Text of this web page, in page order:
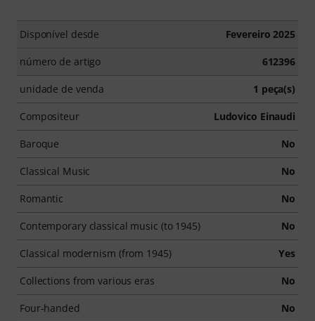
Disponível desde Fevereiro 2025
número de artigo 612396
unidade de venda 1 peça(s)
Compositeur Ludovico Einaudi
Baroque No
Classical Music No
Romantic No
Contemporary classical music (to 1945) No
Classical modernism (from 1945) Yes
Collections from various eras No
Four-handed No